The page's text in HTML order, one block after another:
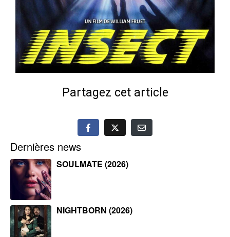
Partagez cet article
Dernières news
SOULMATE (2026)
NIGHTBORN (2026)